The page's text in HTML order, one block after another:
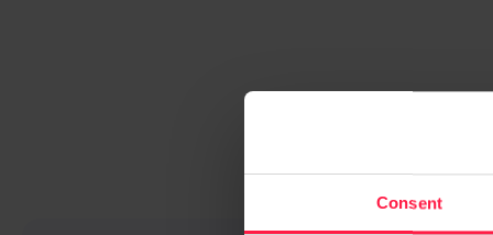
Consent